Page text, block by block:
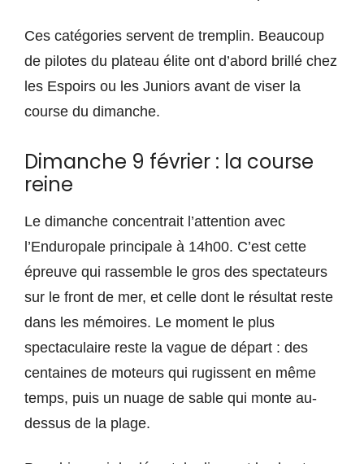
Ces catégories servent de tremplin. Beaucoup
de pilotes du plateau élite ont d’abord brillé chez
les Espoirs ou les Juniors avant de viser la
course du dimanche.
Dimanche 9 février : la course
reine
Le dimanche concentrait l’attention avec
l’Enduropale principale à 14h00. C’est cette
épreuve qui rassemble le gros des spectateurs
sur le front de mer, et celle dont le résultat reste
dans les mémoires. Le moment le plus
spectaculaire reste la vague de départ : des
centaines de moteurs qui rugissent en même
temps, puis un nuage de sable qui monte au-
dessus de la plage.